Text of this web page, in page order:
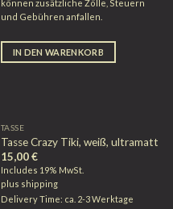
können zusätzliche Zölle, Steuern
und Gebühren anfallen.
IN DEN WARENKORB
TASSE
Tasse Crazy Tiki, weiß, ultramatt
15,00€
Includes 19% MwSt.
plus shipping
Delivery Time: ca. 2-3 Werktage